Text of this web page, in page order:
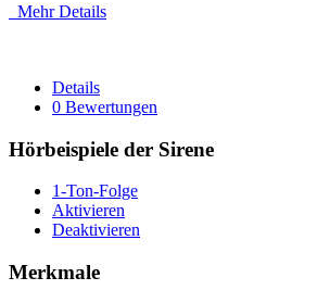
Mehr Details
Details
0 Bewertungen
Hörbeispiele der Sirene
1-Ton-Folge
Aktivieren
Deaktivieren
Merkmale